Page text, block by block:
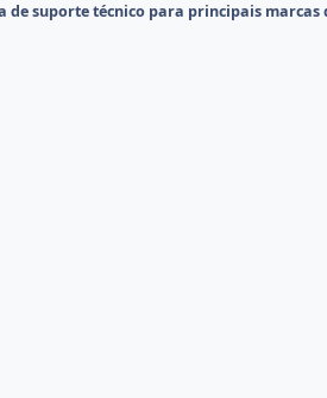
de suporte técnico para principais marcas